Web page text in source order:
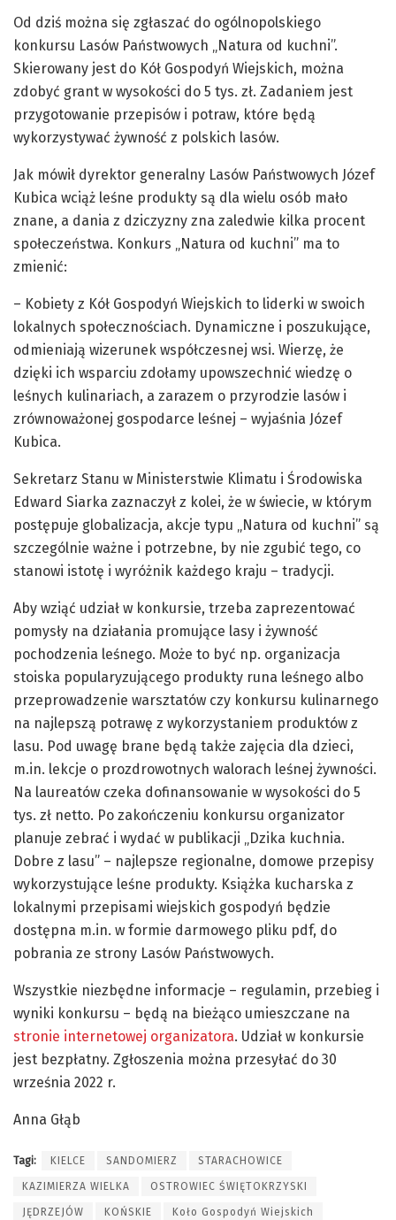
Od dziś można się zgłaszać do ogólnopolskiego
konkursu Lasów Państwowych „Natura od kuchni”.
Skierowany jest do Kół Gospodyń Wiejskich, można
zdobyć grant w wysokości do 5 tys. zł. Zadaniem jest
przygotowanie przepisów i potraw, które będą
wykorzystywać żywność z polskich lasów.
Jak mówił dyrektor generalny Lasów Państwowych Józef
Kubica wciąż leśne produkty są dla wielu osób mało
znane, a dania z dziczyzny zna zaledwie kilka procent
społeczeństwa. Konkurs „Natura od kuchni” ma to
zmienić:
– Kobiety z Kół Gospodyń Wiejskich to liderki w swoich
lokalnych społecznościach. Dynamiczne i poszukujące,
odmieniają wizerunek współczesnej wsi. Wierzę, że
dzięki ich wsparciu zdołamy upowszechnić wiedzę o
leśnych kulinariach, a zarazem o przyrodzie lasów i
zrównoważonej gospodarce leśnej – wyjaśnia Józef
Kubica.
Sekretarz Stanu w Ministerstwie Klimatu i Środowiska
Edward Siarka zaznaczył z kolei, że w świecie, w którym
postępuje globalizacja, akcje typu „Natura od kuchni” są
szczególnie ważne i potrzebne, by nie zgubić tego, co
stanowi istotę i wyróżnik każdego kraju – tradycji.
Aby wziąć udział w konkursie, trzeba zaprezentować
pomysły na działania promujące lasy i żywność
pochodzenia leśnego. Może to być np. organizacja
stoiska popularyzującego produkty runa leśnego albo
przeprowadzenie warsztatów czy konkursu kulinarnego
na najlepszą potrawę z wykorzystaniem produktów z
lasu. Pod uwagę brane będą także zajęcia dla dzieci,
m.in. lekcje o prozdrowotnych walorach leśnej żywności.
Na laureatów czeka dofinansowanie w wysokości do 5
tys. zł netto. Po zakończeniu konkursu organizator
planuje zebrać i wydać w publikacji „Dzika kuchnia.
Dobre z lasu” – najlepsze regionalne, domowe przepisy
wykorzystujące leśne produkty. Książka kucharska z
lokalnymi przepisami wiejskich gospodyń będzie
dostępna m.in. w formie darmowego pliku pdf, do
pobrania ze strony Lasów Państwowych.
Wszystkie niezbędne informacje – regulamin, przebieg i
wyniki konkursu – będą na bieżąco umieszczane na
stronie internetowej organizatora. Udział w konkursie
jest bezpłatny. Zgłoszenia można przesyłać do 30
września 2022 r.
Anna Głąb
Tagi: KIELCE SANDOMIERZ STARACHOWICE
KAZIMIERZA WIELKA OSTROWIEC ŚWIĘTOKRZYSKI
JĘDRZEJÓW KOŃSKIE Koło Gospodyń Wiejskich